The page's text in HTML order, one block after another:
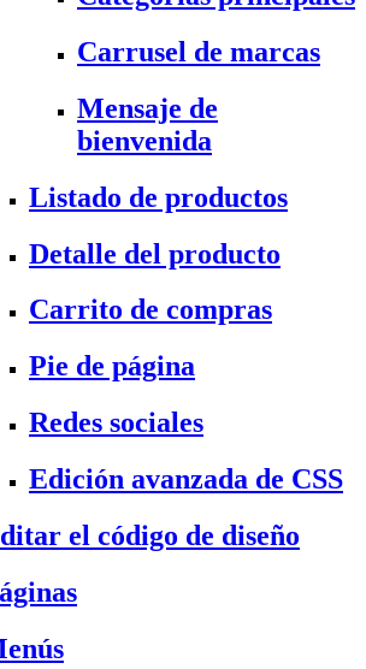
Carrusel de marcas
Mensaje de
bienvenida
Listado de productos
Detalle del producto
Carrito de compras
Pie de página
Redes sociales
Edición avanzada de CSS
el código de diseño